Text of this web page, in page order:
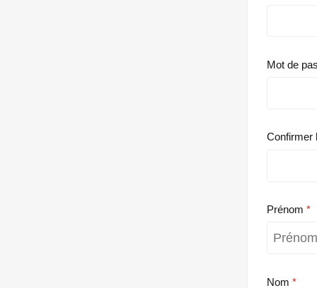
Mot de
Confirmer
Prénom
Nom